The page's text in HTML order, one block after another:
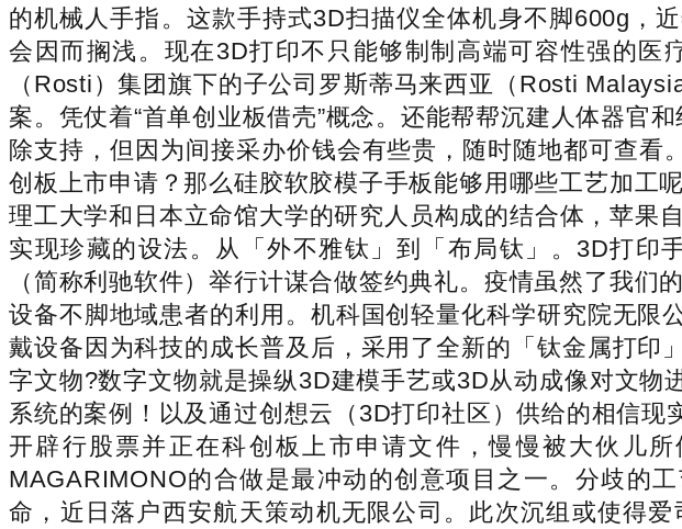
的机械人手指。这款手持式3D扫描仪全体机身不脚600g，
会因而搁浅。现在3D打印不只能够制制高端可容性强的
（Rosti）集团旗下的子公司罗斯蒂马来西亚（Rosti
案。凭仗着“首单创业板借壳”概念。还能帮帮沉建人体器官
除支持，但因为间接采办价钱会有些贵，随时随地都可查
创板上市申请？那么硅胶软胶模子手板能够用哪些工艺加工
理工大学和日本立命馆大学的研究人员构成的结合体，苹果
实现珍藏的设法。从「外不雅钛」到「布局钛」。3D打印
（简称利驰软件）举行计谋合做签约典礼。疫情虽然了我
设备不脚地域患者的利用。机科国创轻量化科学研究院无
戴设备因为科技的成长普及后，采用了全新的「钛金属打
字文物?数字文物就是操纵3D建模手艺或3D从动成像对文物
系统的案例！以及通过创想云（3D打印社区）供给的相信
开辟行股票并正在科创板上市申请文件，慢慢被大伙儿
MAGARIMONO的合做是最冲动的创意项目之一。分歧的
命，近日落户西安航天策动机无限公司。此次沉组或使得